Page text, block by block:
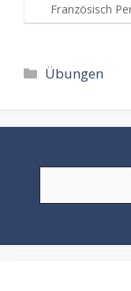
Französisch
Kategorien
Übungen